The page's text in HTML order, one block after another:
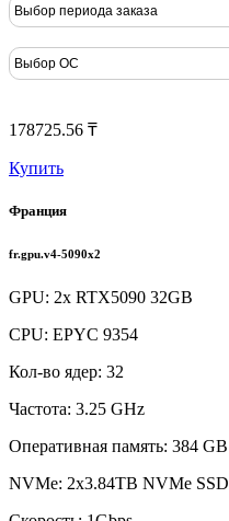
178725.56 ₸
Купить
Франция
fr.gpu.v4-5090x2
GPU: 2x RTX5090 32GB
CPU: EPYC 9354
Кол-во ядер: 32
Частота: 3.25 GHz
Оперативная память: 384 GB
NVMe: 2x3.84TB NVMe SSD